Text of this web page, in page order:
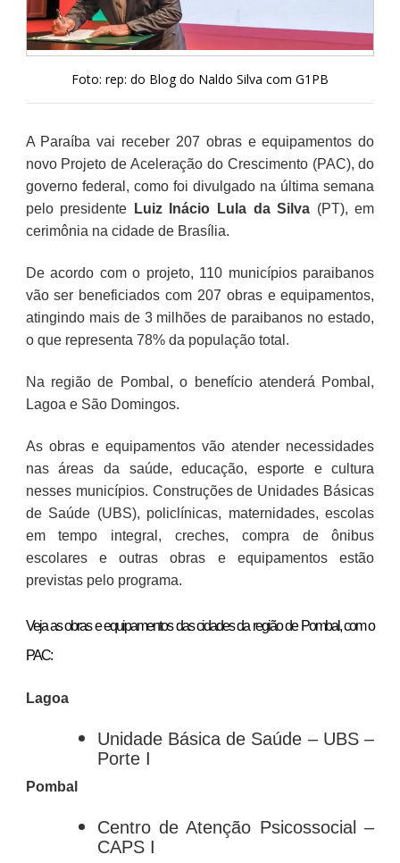
Foto: rep: do Blog do Naldo Silva com G1PB
A Paraíba vai receber 207 obras e equipamentos do
novo Projeto de Aceleração do Crescimento (PAC), do
governo federal, como foi divulgado na última semana
pelo presidente
Luiz Inácio Lula da Silva (PT), em
cerimônia na cidade de Brasília.
De acordo com o projeto, 110 municípios paraibanos
vão ser beneficiados com 207 obras e equipamentos,
atingindo mais de 3 milhões de paraibanos no estado,
o que representa 78% da população total.
Na região de Pombal, o benefício atenderá Pombal,
Lagoa e São Domingos.
As obras e equipamentos vão atender necessidades
nas áreas da saúde, educação, esporte e cultura
nesses municípios. Construções de Unidades Básicas
de Saúde (UBS), policlínicas, maternidades, escolas
em tempo integral, creches, compra de ônibus
escolares e outras obras e equipamentos estão
previstas pelo programa.
Veja as obras e equipamentos das cidades da região de Pombal, com o
PAC:
Lagoa
Unidade Básica de Saúde – UBS –
Porte I
Pombal
Centro de Atenção Psicossocial​ –
CAPS I